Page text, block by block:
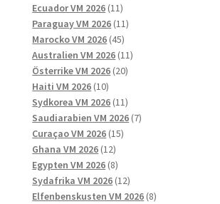
Ecuador VM 2026 1111
produkter
Paraguay VM 2026 1111
Marocko VM 2026 4545
produkter
Australien VM 2026 1111
Österrike VM 2026 2020
Haiti VM 2026 1010
produkter
Sydkorea VM 2026 1111
produkter
Saudiarabien VM 2026 77
Curaçao VM 2026 1515
Ghana VM 2026 1212
produkter
Egypten VM 2026 88
produkter
Sydafrika VM 2026 1212
produkter
Elfenbenskusten VM 2026 88